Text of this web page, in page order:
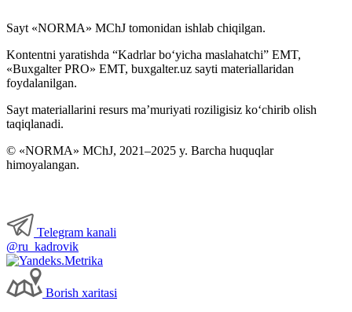
Sayt «NORMA» MChJ tomonidan ishlab chiqilgan.
Kontentni yaratishda “Kadrlar boʻyicha maslahatchi” EMT,
«Buxgalter PRO» EMT, buxgalter.uz sayti materiallaridan
foydalanilgan.
Sayt materiallarini resurs ma’muriyati roziligisiz koʻchirib olish
taqiqlanadi.
© «NORMA» MChJ, 2021–2025 y. Barcha huquqlar
himoyalangan.
Telegram kanali
@ru_kadrovik
Borish хaritasi